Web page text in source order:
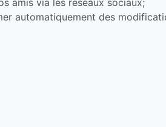
amis via les réseaux sociaux;
automatiquement des